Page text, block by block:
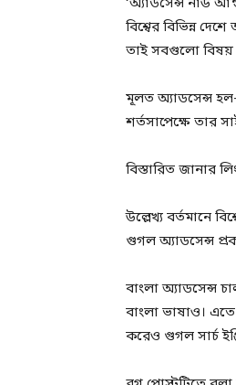
‘অ্যাডসেন্স নাউ
বিশ্বের বিভিন্ন
তাই সবগুলো বিষয়
মূলত অ‍্যাডসেন্স
শর্তসাপেক্ষে তার
বিস্তারিত জানার
উল্লেখ‍্য বর্তমানে
গুগল অ্যাডসেন্স
বাংলা অ্যাডসেন্স
বাংলা ভাষাও।
করেও গুগল সার্চ